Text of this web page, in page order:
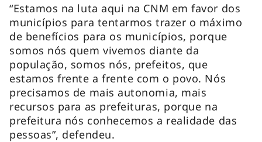
“Estamos na luta aqui na CNM em favor dos
municípios para tentarmos trazer o máximo
de benefícios para os municípios, porque
somos nós quem vivemos diante da
população, somos nós, prefeitos, que
estamos frente a frente com o povo. Nós
precisamos de mais autonomia, mais
recursos para as prefeituras, porque na
prefeitura nós conhecemos a realidade das
pessoas”, defendeu.